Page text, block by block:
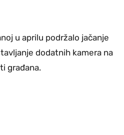
u aprilu podržalo jačanje
dodatnih kamera na
građana.